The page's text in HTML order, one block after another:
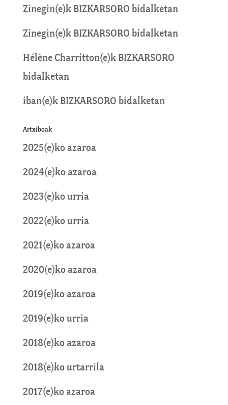
Zinegin(e)k BIZKARSORO bidalketan
Zinegin(e)k BIZKARSORO bidalketan
Hélène Charritton(e)k BIZKARSORO
bidalketan
iban(e)k BIZKARSORO bidalketan
Artxiboak
2025(e)ko azaroa
2024(e)ko azaroa
2023(e)ko urria
2022(e)ko urria
2021(e)ko azaroa
2020(e)ko azaroa
2019(e)ko azaroa
2019(e)ko urria
2018(e)ko azaroa
2018(e)ko urtarrila
2017(e)ko azaroa